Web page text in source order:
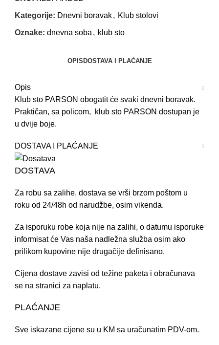
Kategorije: Dnevni boravak, Klub stolovi
Oznake: dnevna soba , klub sto
OPIS DOSTAVA I PLAĆANJE
Opis
Klub sto PARSON obogatit će svaki dnevni boravak.
Praktičan, sa policom, klub sto PARSON dostupan je
u dvije boje.
DOSTAVA I PLAĆANJE
DOSTAVA
Za robu sa zalihe, dostava se vrši brzom poštom u
roku od 24/48h od narudžbe, osim vikenda.
Za isporuku robe koja nije na zalihi, o datumu isporuke
informisat će Vas naša nadležna služba osim ako
prilikom kupovine nije drugačije definisano.
Cijena dostave zavisi od težine paketa i obračunava
se na stranici za naplatu.
PLAĆANJE
Sve iskazane cijene su u KM sa uračunatim PDV-om.